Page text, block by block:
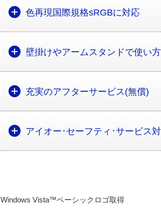
色再現国際規格sRGBに対応
壁掛けやアームスタンドで使い
充実のアフターサービス(無償)
アイオー･セーフティ･サービス
Windows Vista™ベーシックロゴ取得